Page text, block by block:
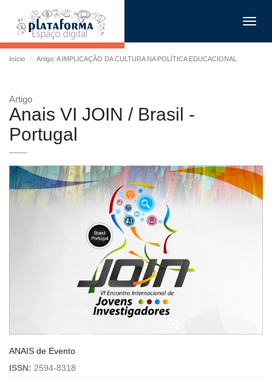
Início Artigo: A IMPLICAÇÃO DA CULTURA NA POLÍTICA EDUCACIONAL
Artigo
Anais VI JOIN / Brasil -
Portugal
ANAIS de Evento
ISSN: 2594-8318